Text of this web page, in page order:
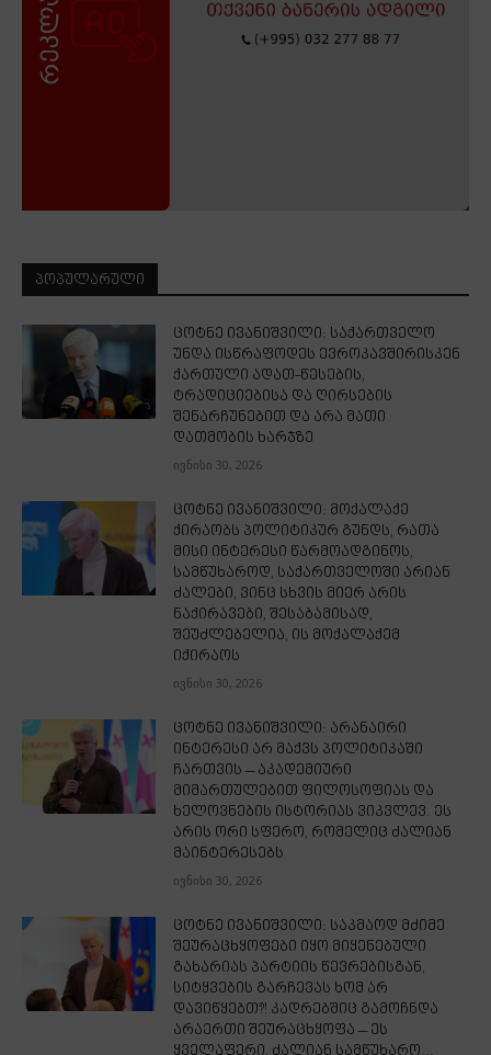
ᲞᲝᲞᲣᲚᲐᲠᲣᲚᲘ
ცოტნე ივანიშვილი: საქართველო
უნდა ისწრაფოდეს ევროკავშირისკენ
ქართული ადათ-წესების,
ტრადიციებისა და ღირსების
შენარჩუნებით და არა მათი
დათმობის ხარჯზე
ივნისი 30, 2026
ცოტნე ივანიშვილი: მოქალაქე
ქირაობს პოლიტიკურ გუნდს, რათა
მისი ინტერესი წარმოადგინოს,
სამწუხაროდ, საქართველოში არიან
ძალები, ვინც სხვის მიერ არის
ნაქირავები, შესაბამისად,
შეუძლებელია, ის მოქალაქემ
იქირაოს
ივნისი 30, 2026
ცოტნე ივანიშვილი: არანაირი
ინტერესი არ მაქვს პოლიტიკაში
ჩართვის – აკადემიური
მიმართულებით ფილოსოფიას და
ხელოვნების ისტორიას ვიკვლევ. ეს
არის ორი სფერო, რომელიც ძალიან
მაინტერესებს
ივნისი 30, 2026
ცოტნე ივანიშვილი: საკმაოდ მძიმე
შეურაცხყოფები იყო მიყენებული
გახარიას პარტიის წევრებისგან,
სიტყვების გარჩევას ხომ არ
დავიწყებთ?! კადრებშიც გამოჩნდა
არაერთი შეურაცხყოფა – ეს